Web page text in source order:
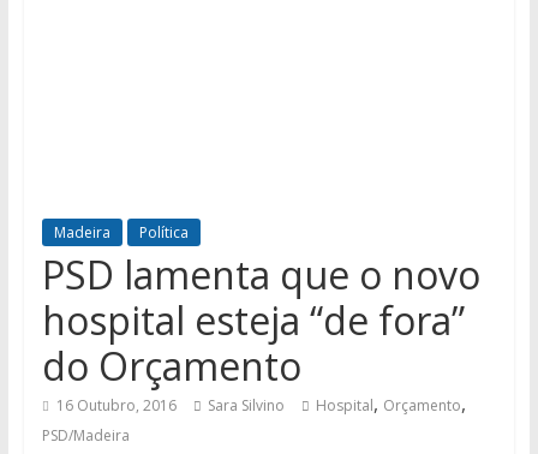
Madeira Política
PSD lamenta que o novo
hospital esteja “de fora”
do Orçamento
16 Outubro, 2016 Sara Silvino Hospital, Orçamento,
PSD/Madeira